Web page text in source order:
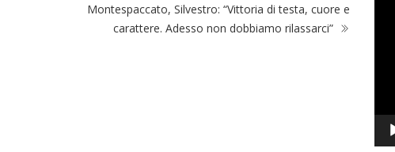
Montespaccato, Silvestro: “Vittoria di testa, cuore e
carattere. Adesso non dobbiamo rilassarci”